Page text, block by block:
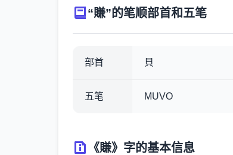
“賺”的笔顺部首和五笔
部首 貝
五笔 MUVO
《賺》字的基本信息